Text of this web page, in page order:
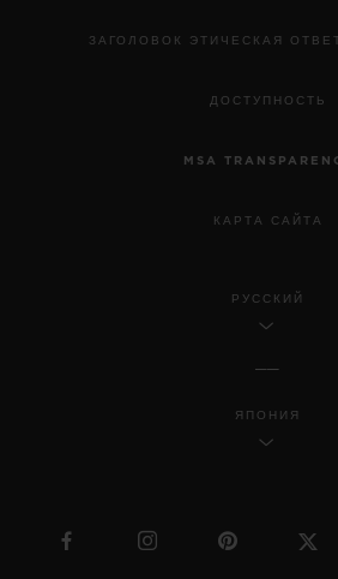
ЗАГОЛОВОК ЭТИЧЕСКАЯ
ДОСТУПНОСТЬ
MSA
КАРТА САЙТА
РУССКИЙ
ЯПОНИЯ